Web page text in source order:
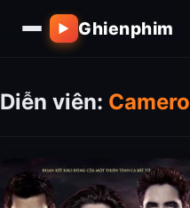
▶ Ghienphim
Diễn viên: